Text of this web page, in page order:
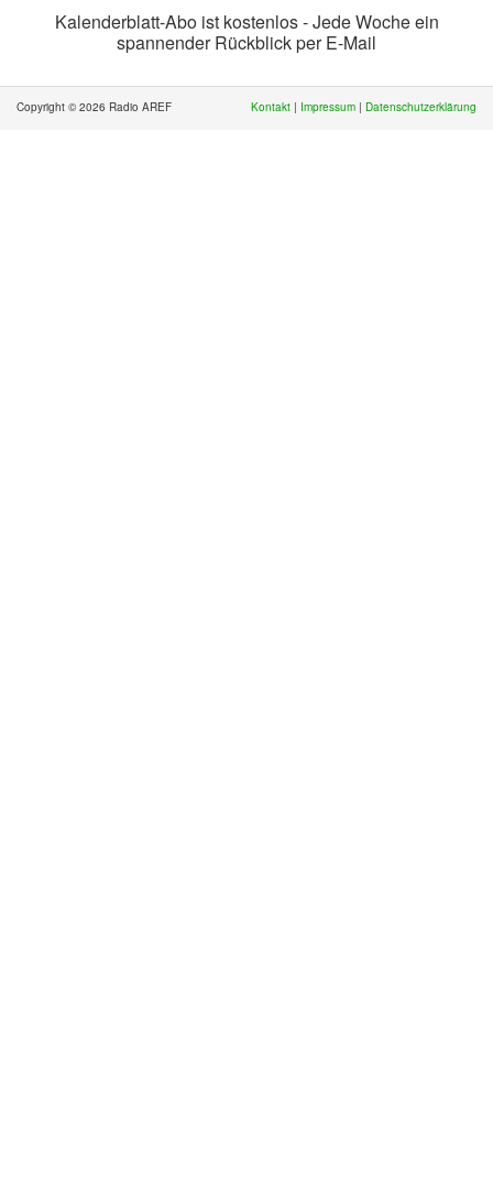
Kalenderblatt-Abo ist kostenlos - Jede Woche ein
spannender Rückblick per E-Mail
Copyright © 2026 Radio AREF Kontakt | Impressum | Datenschutzerklärung